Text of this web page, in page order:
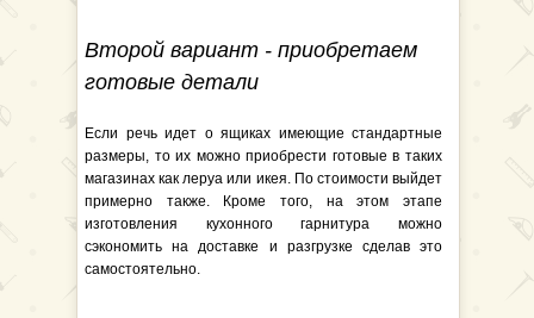
Второй вариант - приобретаем
готовые детали
Если речь идет о ящиках имеющие стандартные
размеры, то их можно приобрести готовые в таких
магазинах как леруа или икея. По стоимости выйдет
примерно также. Кроме того, на этом этапе
изготовления кухонного гарнитура можно
сэкономить на доставке и разгрузке сделав это
самостоятельно.